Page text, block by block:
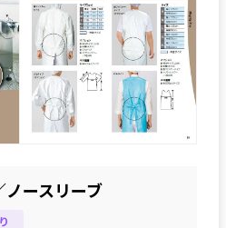
ノースリーブ